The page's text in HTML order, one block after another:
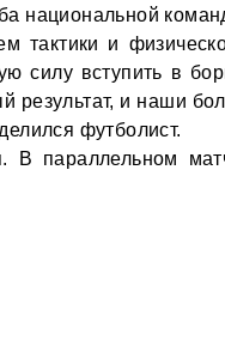
национальной
тактики и
силу вступить в
результат, и наши
футболист.
В параллельном